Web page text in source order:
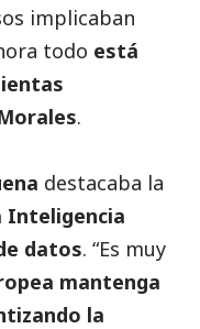
implicaban
todo está
.
destacaba la
Inteligencia
datos. “Es muy
mantenga
la